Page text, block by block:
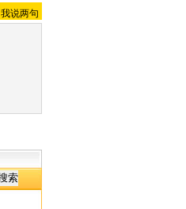
我说两句